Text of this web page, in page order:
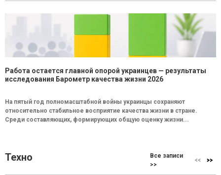
Работа остается главной опорой украинцев — результаты
исследования Барометр качества жизни 2026
На пятый год полномасштабной войны украинцы сохраняют
относительно стабильное восприятие качества жизни в стране.
Среди составляющих, формирующих общую оценку жизни...
Техно
Все записи
>>